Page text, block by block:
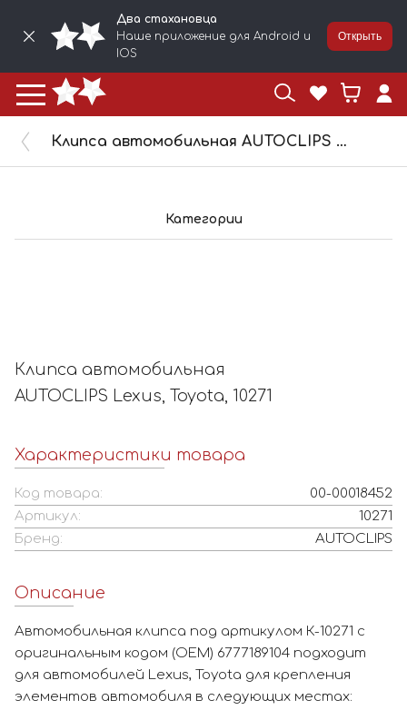
Два стахановца
Наше приложение для Android и
IOS
Открыть
Клипса автомобильная AUTOCLIPS Lexus, Toyota, 10271
Категории
Клипса автомобильная
AUTOCLIPS Lexus, Toyota, 10271
Характеристики товара
Код товара:
00-00018452
Артикул:
10271
Бренд:
AUTOCLIPS
Описание
Автомобильная клипса под артикулом К-10271 с
оригинальным кодом (OEM) 6777189104 подходит
для автомобилей Lexus, Toyota для крепления
элементов автомобиля в следующих местах: